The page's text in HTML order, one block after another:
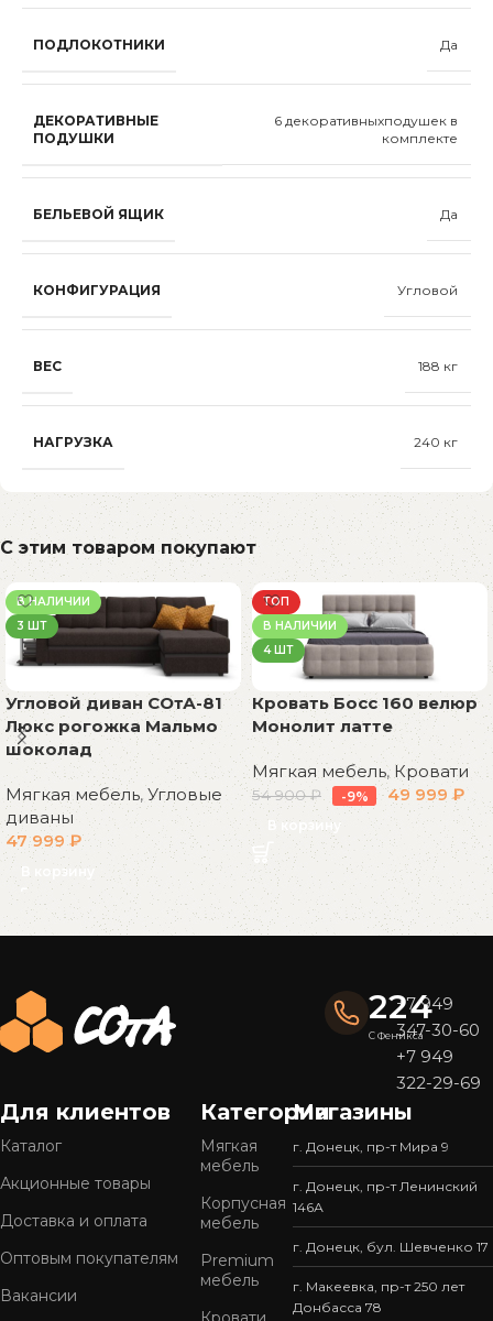
ПОДЛОКОТНИКИ Да
ДЕКОРАТИВНЫЕ
ПОДУШКИ
6 декоративныxподушек в
комплекте
БЕЛЬЕВОЙ ЯЩИК Да
КОНФИГУРАЦИЯ Угловой
ВЕС 188 кг
НАГРУЗКА 240 кг
С этим товаром покупают
В НАЛИЧИИ
3 ШТ
Угловой диван СОтА-81
Люкс рогожка Мальмо
шоколад
Мягкая мебель, Угловые
диваны
47 999₽
В корзину
ТОП
В НАЛИЧИИ
4 ШТ
Кровать Босс 160 велюр
Монолит латте
Мягкая мебель, Кровати
54 900₽ -9% 49 999₽
В корзину
Read More
224
С Феникса
+7 949
347-30-60
+7 949
322-29-69
Для клиентов
Каталог
Акционные товары
Доставка и оплата
Оптовым покупателям
Вакансии
Категории
Мягкая
мебель
Корпусная
мебель
Premium
мебель
Магазины
г. Донецк, пр-т Мира 9
г. Донецк, пр-т Ленинский
146А
г. Донецк, бул. Шевченко 17
г. Макеевка, пр-т 250 лет
Донбасса 78